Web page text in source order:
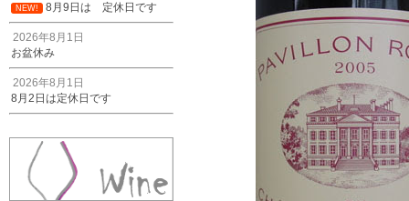
NEW! 8月9日は 定休日です
2026年8月1日
お盆休み
2026年8月1日
8月2日は定休日です